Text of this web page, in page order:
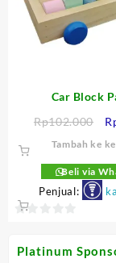
Platinum
Car Block
Rp102.000
Tambah ke
Beli via
Penjual:
of